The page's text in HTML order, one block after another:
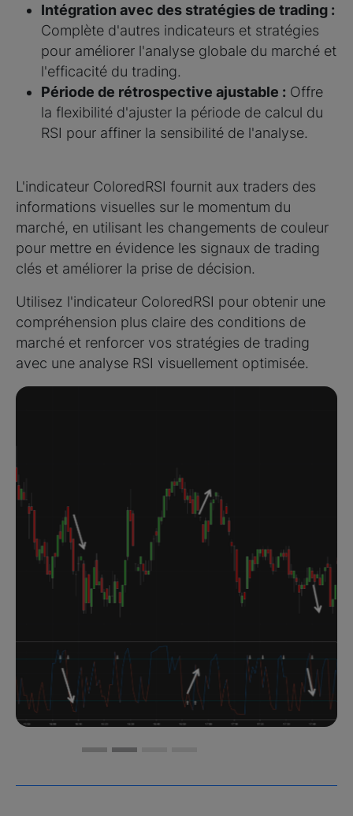
Intégration avec des stratégies de trading :
Complète d'autres indicateurs et stratégies
pour améliorer l'analyse globale du marché et
l'efficacité du trading.
Période de rétrospective ajustable : Offre
la flexibilité d'ajuster la période de calcul du
RSI pour affiner la sensibilité de l'analyse.
L'indicateur ColoredRSI fournit aux traders des
informations visuelles sur le momentum du
marché, en utilisant les changements de couleur
pour mettre en évidence les signaux de trading
clés et améliorer la prise de décision.
Utilisez l'indicateur ColoredRSI pour obtenir une
compréhension plus claire des conditions de
marché et renforcer vos stratégies de trading
avec une analyse RSI visuellement optimisée.